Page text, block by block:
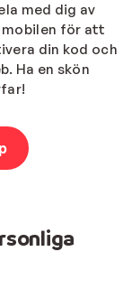
med dig av
för att
din kod och
Ha en skön